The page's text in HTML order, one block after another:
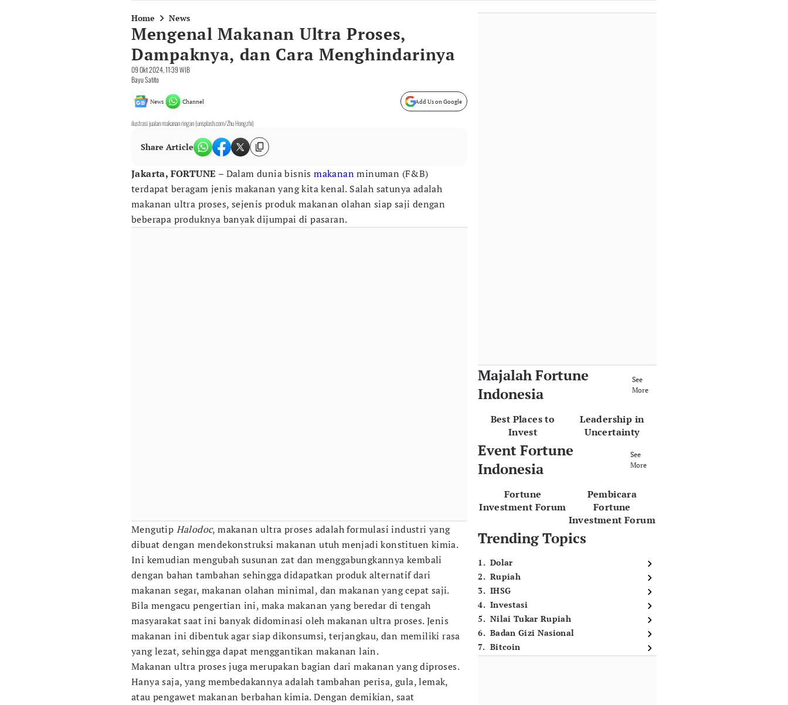
Home News
Mengenal Makanan Ultra Proses,
Dampaknya, dan Cara Menghindarinya
09 Okt 2024, 11:39 WIB
Bayu Satito
News Channel Add Us on Google
ilustrasi jualan makanan ringan (unsplash.com/Zhu Hongzhi)
Share Article
Jakarta, FORTUNE – Dalam dunia bisnismakananminuman (F&B)
terdapat beragam jenis makanan yang kita kenal. Salah satunya adalah
makanan ultra proses, sejenis produk makanan olahan siap saji dengan
beberapa produknya banyak dijumpai di pasaran.
Mengutip Halodoc, makanan ultra proses adalah formulasi industri yang
dibuat dengan mendekonstruksi makanan utuh menjadi konstituen kimia.
Ini kemudian mengubah susunan zat dan menggabungkannya kembali
dengan bahan tambahan sehingga didapatkan produk alternatif dari
makanan segar, makanan olahan minimal, dan makanan yang cepat saji.
Bila mengacu pengertian ini, maka makanan yang beredar di tengah
masyarakat saat ini banyak didominasi oleh makanan ultra proses. Jenis
makanan ini dibentuk agar siap dikonsumsi, terjangkau, dan memiliki rasa
yang lezat, sehingga dapat menggantikan makanan lain.
Makanan ultra proses juga merupakan bagian dari makanan yang diproses.
Hanya saja, yang membedakannya adalah tambahan perisa, gula, lemak,
atau pengawet makanan berbahan kimia. Dengan demikian, saat
Majalah Fortune
Indonesia
See
More
Best Places to
Invest
Leadership in
Uncertainty
Event Fortune
Indonesia
See
More
Fortune
Investment Forum
Pembicara
Fortune
Investment Forum
Trending Topics
1. Dolar
2. Rupiah
3. IHSG
4. Investasi
5. Nilai Tukar Rupiah
6. Badan Gizi Nasional
7. Bitcoin